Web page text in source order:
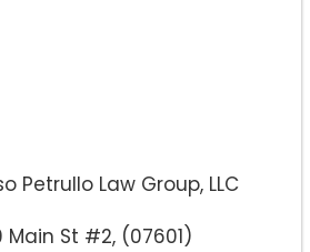
Petrullo Law Group, LLC
Main St #2, (07601)